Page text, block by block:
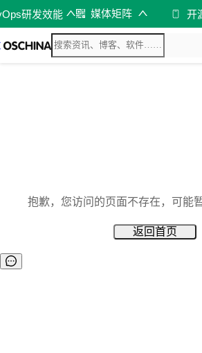
研发效能 媒体矩阵 开
抱歉，您访问的页面不存在，可能
返回首页